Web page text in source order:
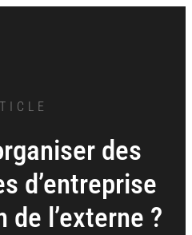
des
d’entreprise
l’externe ?